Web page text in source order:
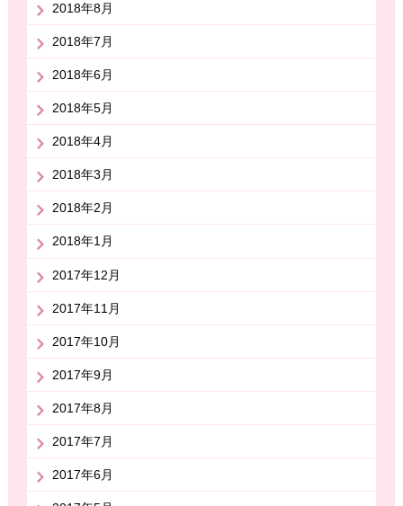
2018年8月
2018年7月
2018年6月
2018年5月
2018年4月
2018年3月
2018年2月
2018年1月
2017年12月
2017年11月
2017年10月
2017年9月
2017年8月
2017年7月
2017年6月